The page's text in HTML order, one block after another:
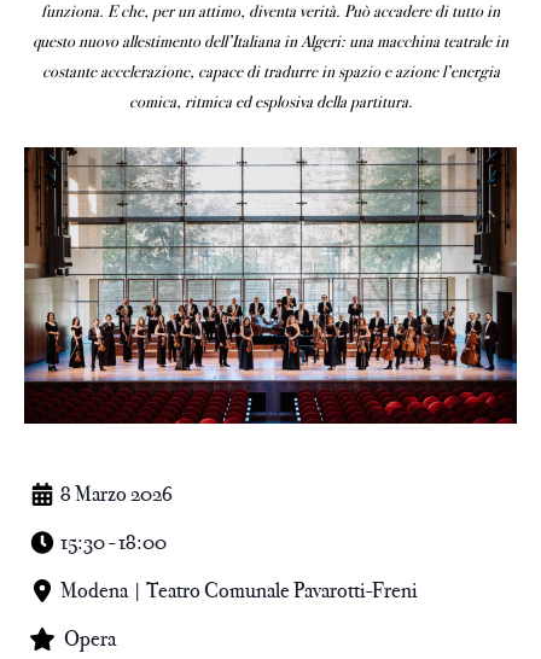
funziona. E che, per un attimo, diventa verità. Può accadere di tutto in
questo nuovo allestimento dell’Italiana in Algeri: una macchina teatrale in
costante accelerazione, capace di tradurre in spazio e azione l’energia
comica, ritmica ed esplosiva della partitura.
8 Marzo 2026
15:30 - 18:00
Modena | Teatro Comunale Pavarotti-Freni
Opera